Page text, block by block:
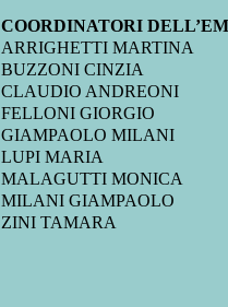
COORDINATORI
ARRIGHETTI MARTINA
BUZZONI CINZIA
CLAUDIO ANDREONI
FELLONI GIORGIO
GIAMPAOLO MILANI
LUPI MARIA
MALAGUTTI MONICA
MILANI GIAMPAOLO
ZINI TAMARA